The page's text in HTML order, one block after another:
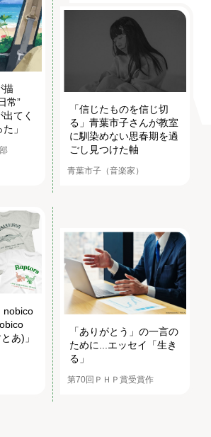
描
常”
出てく
」
「信じたものを信じ切
る」青葉市子さんが教室
に馴染めない思春期を過
ごし見つけた軸
青葉市子（音楽家）
nobico
あ)」
「ありがとう」の一言の
ために...エッセイ「生き
る」
第70回ＰＨＰ賞受賞作